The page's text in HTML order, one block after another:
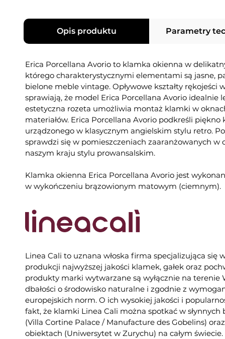
Opis produktu Parametry
Erica Porcellana Avorio to klamka okienna w
którego charakterystycznymi elementami są jasne,
bielone meble vintage. Opływowe kształty rękojeści
sprawiają, że model Erica Porcellana Avorio idealnie
estetyczna rozeta umożliwia montaż klamki w
materiałów. Erica Porcellana Avorio podkreśli piękno
urządzonego w klasycznym angielskim stylu retro.
sprawdzi się w pomieszczeniach zaaranżowanych w
naszym kraju stylu prowansalskim.
Klamka okienna Erica Porcellana Avorio jest
w wykończeniu brązowionym matowym (ciemnym).
Linea Cali to uznana włoska firma specjalizująca się
produkcji najwyższej jakości klamek, gałek oraz
produkty marki wytwarzane są wyłącznie na terenie
dbałości o środowisko naturalne i zgodnie z
europejskich norm. O ich wysokiej jakości i
fakt, że klamki Linea Cali można spotkać w
(Villa Cortine Palace / Manufacture des Gobelins)
obiektach (Uniwersytet w Zurychu) na całym świecie.